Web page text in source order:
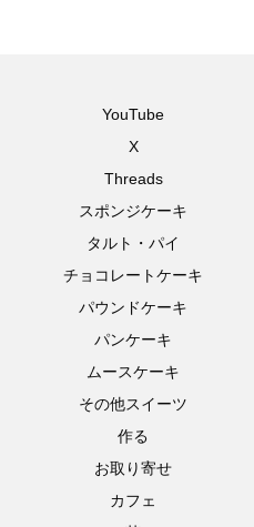
YouTube
X
Threads
スポンジケーキ
タルト・パイ
チョコレートケーキ
パウンドケーキ
パンケーキ
ムースケーキ
その他スイーツ
作る
お取り寄せ
カフェ